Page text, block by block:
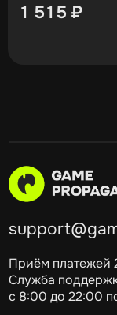
1 515 ₽
Приём платежей
Служба
с 8:00 до 22:00